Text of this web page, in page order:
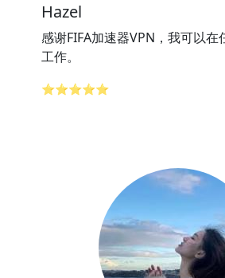
Hazel
感谢FIFA加速器VPN，我可以在
工作。
⭐⭐⭐⭐⭐